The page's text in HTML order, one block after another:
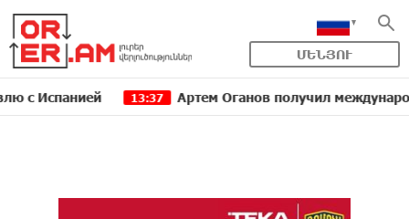
ՄԵՆՅՈՒ
13:37 Артем Оганов получил международную